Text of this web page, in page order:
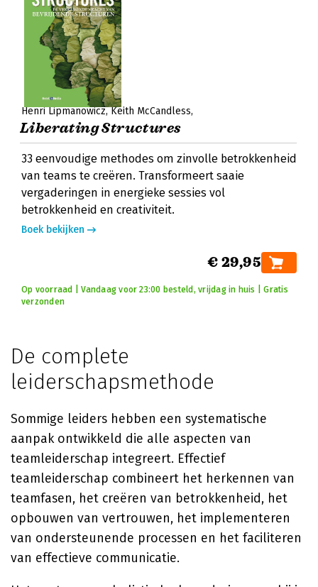
Henri Lipmanowicz Keith McCandless
Liberating Structures
33 eenvoudige methodes om zinvolle betrokkenheid
van teams te creëren. Transformeert saaie
vergaderingen in energieke sessies vol
betrokkenheid en creativiteit.
Boek bekijken
€ 29,95
Op voorraad | Vandaag voor 23:00 besteld, vrijdag in huis | Gratis
verzonden
De complete
leiderschapsmethode
Sommige leiders hebben een systematische
aanpak ontwikkeld die alle aspecten van
teamleiderschap integreert. Effectief
teamleiderschap combineert het herkennen van
teamfasen, het creëren van betrokkenheid, het
opbouwen van vertrouwen, het implementeren
van ondersteunende processen en het faciliteren
van effectieve communicatie.